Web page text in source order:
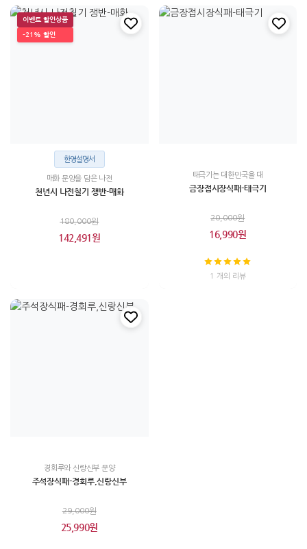
이벤트 할인상품
-21% 할인
한영설명서
매화 문양을 담은 나전
천년시 나전칠기 쟁반-매화
180,000원
142,491원
태극기는 대한민국을 대
금장접시장식패-태극기
20,000원
16,990원
1 개의 리뷰
경회루와 신랑신부 문양
주석장식패-경회루,신랑신부
29,000원
25,990원